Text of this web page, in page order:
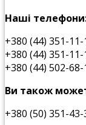
Наші
+380 (44) 351-11-
+380 (44) 351-11-
+380 (44) 502-68-
Ви також
‎+380 (50) 351-43-